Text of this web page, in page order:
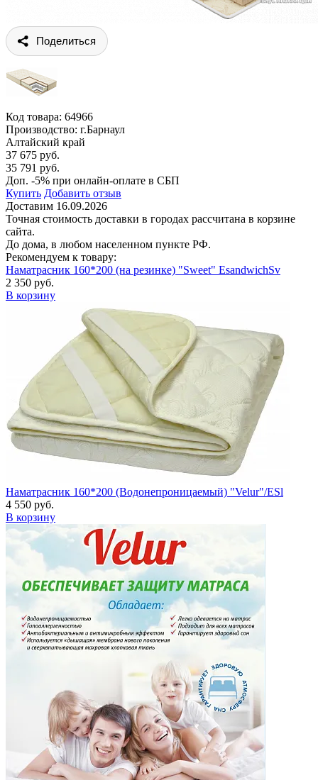
Поделиться
Код товара: 64966
Производство: г.Барнаул
Алтайский край
37 675 руб.
35 791 руб.
Доп. -5% при онлайн-оплате в СБП
Купить Добавить отзыв
Доставим 16.09.2026
Точная стоимость доставки в городах рассчитана в корзине
сайта.
До дома, в любом населенном пункте РФ.
Рекомендуем к товару:
Наматрасник 160*200 (на резинке) "Sweet" EsandwichSv
2 350 руб.
В корзину
Наматрасник 160*200 (Водонепроницаемый) "Velur"/ESl
4 550 руб.
В корзину